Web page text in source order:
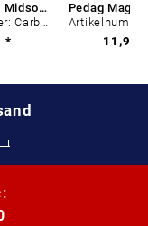
CARBON LAB Midsole Cleaner
Artikelnummer: Carbon-0
*
11,99